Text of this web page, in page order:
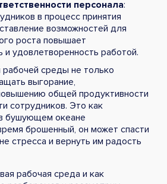
персонала:
в процесс принятия
возможностей для
роста повышает
и удовлетворенность работой.
среды не только
выгорание,
общей продуктивности
сотрудников. Это как
бушующем океане
брошенный, он может спасти
стресса и вернуть им радость
рабочая среда и как